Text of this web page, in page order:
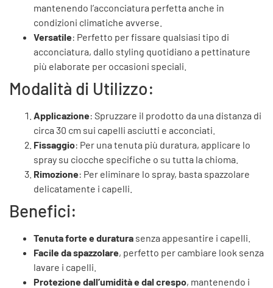
mantenendo l’acconciatura perfetta anche in
condizioni climatiche avverse.
Versatile: Perfetto per fissare qualsiasi tipo di
acconciatura, dallo styling quotidiano a pettinature
più elaborate per occasioni speciali.
Modalità di Utilizzo:
Applicazione: Spruzzare il prodotto da una distanza di
circa 30 cm sui capelli asciutti e acconciati.
Fissaggio: Per una tenuta più duratura, applicare lo
spray su ciocche specifiche o su tutta la chioma.
Rimozione: Per eliminare lo spray, basta spazzolare
delicatamente i capelli.
Benefici:
Tenuta forte e duratura senza appesantire i capelli.
Facile da spazzolare, perfetto per cambiare look senza
lavare i capelli.
Protezione dall’umidità e dal crespo, mantenendo i